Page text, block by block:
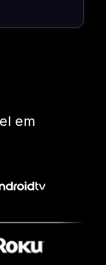
em